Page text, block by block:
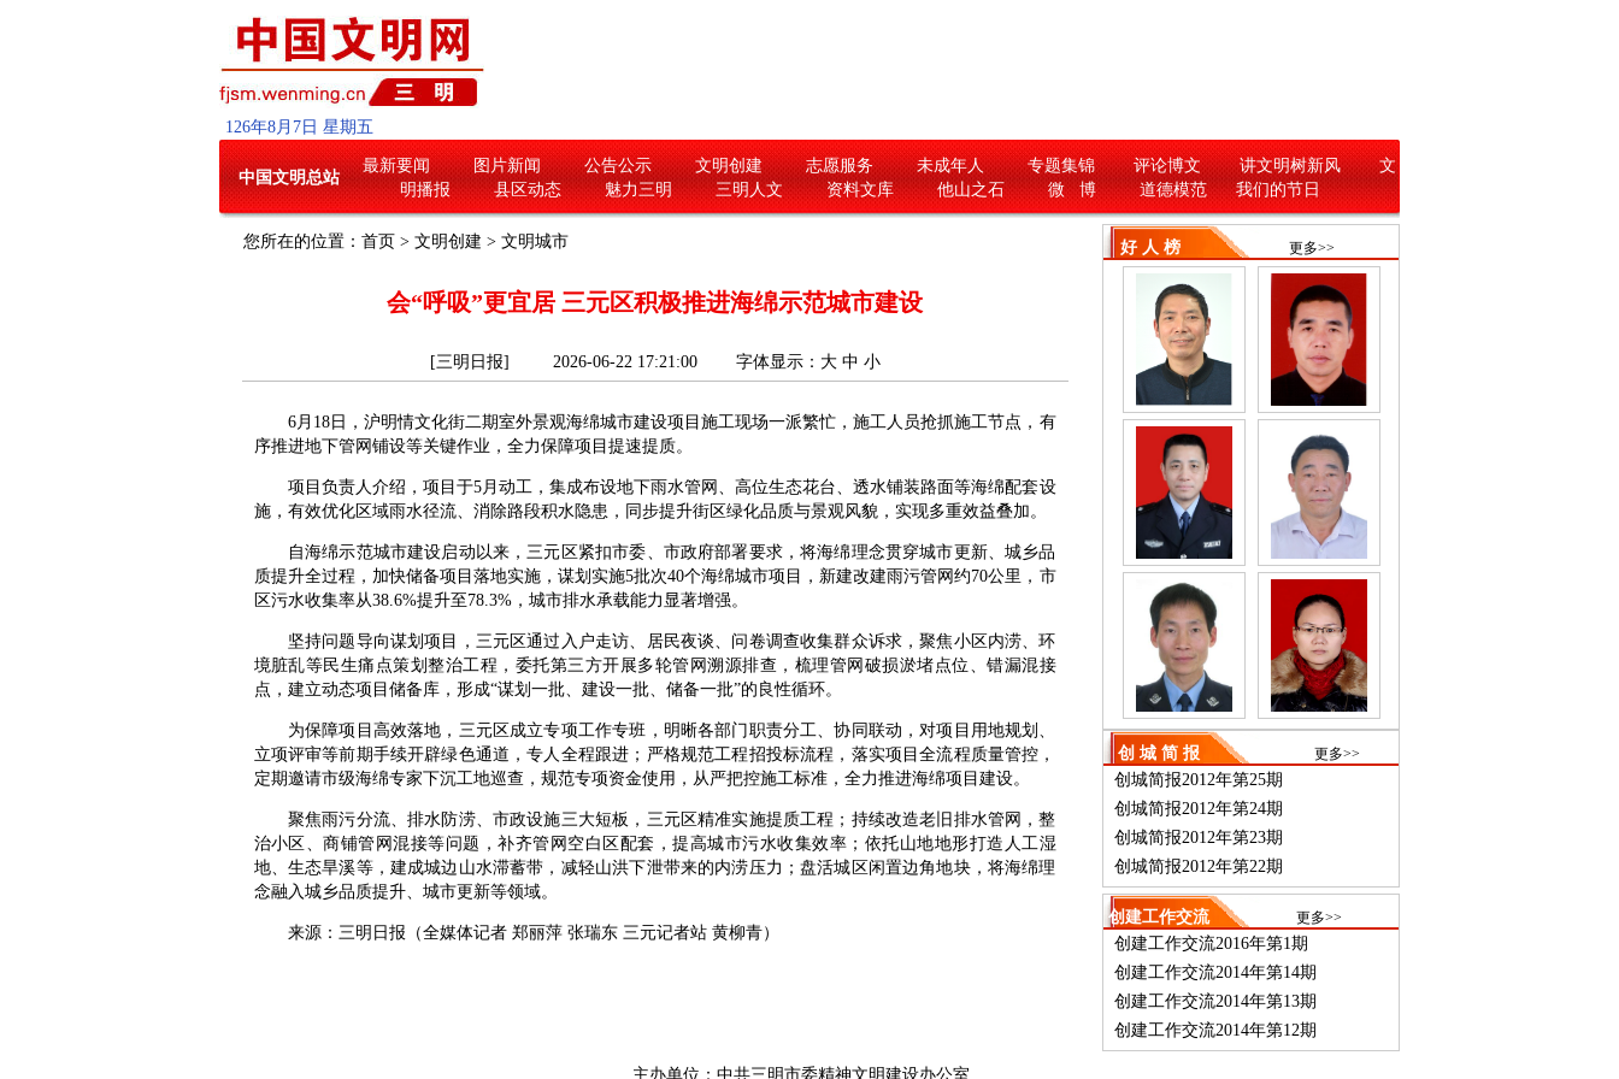
126年8月 7 日 星期五
中国文明总站
最新要闻 图片新闻 公告公示 文明创建 志愿服务 未成年人 专题集锦 评论博文 讲文明树新风
文
明播报
县区动态 魅力三明 三明人文 资料文库 他山之石 微 博 道德模范我们的节日
您所在的位置： 首页 > 文明创建 > 文明城市
会“呼吸”更宜居 三元区积极推进海绵示范城市建设
[三明日报] 2026-06-22 17:21:00 字体显示： 大 中 小
6月18日，沪明情文化街二期室外景观海绵城市建设项目施工现场一派繁忙，施工人员抢抓施工节点，有
序推进地下管网铺设等关键作业，全力保障项目提速提质。
项目负责人介绍，项目于5月动工，集成布设地下雨水管网、高位生态花台、透水铺装路面等海绵配套设
施，有效优化区域雨水径流、消除路段积水隐患，同步提升街区绿化品质与景观风貌，实现多重效益叠加。
自海绵示范城市建设启动以来，三元区紧扣市委、市政府部署要求，将海绵理念贯穿城市更新、城乡品
质提升全过程，加快储备项目落地实施，谋划实施5批次40个海绵城市项目，新建改建雨污管网约70公里，市
区污水收集率从38.6%提升至78.3%，城市排水承载能力显著增强。
坚持问题导向谋划项目，三元区通过入户走访、居民夜谈、问卷调查收集群众诉求，聚焦小区内涝、环
境脏乱等民生痛点策划整治工程，委托第三方开展多轮管网溯源排查，梳理管网破损淤堵点位、错漏混接
点，建立动态项目储备库，形成“谋划一批、建设一批、储备一批”的良性循环。
为保障项目高效落地，三元区成立专项工作专班，明晰各部门职责分工、协同联动，对项目用地规划、
立项评审等前期手续开辟绿色通道，专人全程跟进；严格规范工程招投标流程，落实项目全流程质量管控，
定期邀请市级海绵专家下沉工地巡查，规范专项资金使用，从严把控施工标准，全力推进海绵项目建设。
聚焦雨污分流、排水防涝、市政设施三大短板，三元区精准实施提质工程；持续改造老旧排水管网，整
治小区、商铺管网混接等问题，补齐管网空白区配套，提高城市污水收集效率；依托山地地形打造人工湿
地、生态旱溪等，建成城边山水滞蓄带，减轻山洪下泄带来的内涝压力；盘活城区闲置边角地块，将海绵理
念融入城乡品质提升、城市更新等领域。
来源：三明日报（全媒体记者 郑丽萍 张瑞东 三元记者站 黄柳青）
好 人 榜 更多>>
创 城 简 报 更多>>
创城简报2012年第25期
创城简报2012年第24期
创城简报2012年第23期
创城简报2012年第22期
创建工作交流 更多>>
创建工作交流2016年第1期
创建工作交流2014年第14期
创建工作交流2014年第13期
创建工作交流2014年第12期
主办单位：中共三明市委精神文明建设办公室